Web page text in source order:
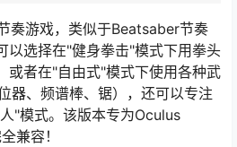
奏游戏，类似于Beatsaber节奏
以选择在"健身拳击"模式下用拳头
或者在"自由式"模式下使用各种武
器、频谱棒、锯），还可以专注
"模式。该版本专为Oculus
兼容！